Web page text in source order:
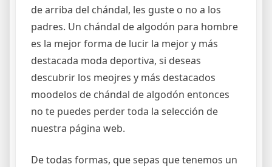
de arriba del chándal, les guste o no a los
padres. Un chándal de algodón para hombre
es la mejor forma de lucir la mejor y más
destacada moda deportiva, si deseas
descubrir los meojres y más destacados
moodelos de chándal de algodón entonces
no te puedes perder toda la selección de
nuestra página web.
De todas formas, que sepas que tenemos un